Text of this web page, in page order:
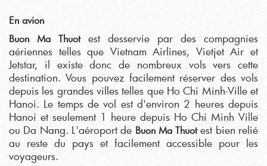
En avion
Buon Ma Thuotest desservie par des compagnies
aériennes telles que Vietnam Airlines, Vietjet Air et
Jetstar, il existe donc de nombreux vols vers cette
destination. Vous pouvez facilement réserver des vols
depuis les grandes villes telles que Ho Chi Minh-Ville et
Hanoi. Le temps de vol est d'environ 2 heures depuis
Hanoi et seulement 1 heure depuis Ho Chi Minh Ville
ou Da Nang. L'aéroport de Buon Ma Thuotest bien relié
au reste du pays et facilement accessible pour les
voyageurs.